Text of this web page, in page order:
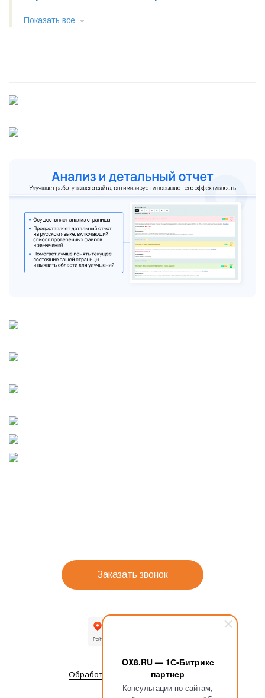
OX8.RU — 1С-Битрикс
партнер
Консультации по сайтам,
Показать все
Заказать звонок
Обработка персональных данных